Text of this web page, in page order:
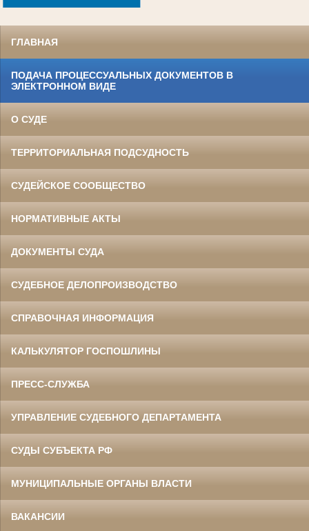
ГЛАВНАЯ
ПОДАЧА ПРОЦЕССУАЛЬНЫХ ДОКУМЕНТОВ В
ЭЛЕКТРОННОМ ВИДЕ
О СУДЕ
ТЕРРИТОРИАЛЬНАЯ ПОДСУДНОСТЬ
СУДЕЙСКОЕ СООБЩЕСТВО
НОРМАТИВНЫЕ АКТЫ
ДОКУМЕНТЫ СУДА
СУДЕБНОЕ ДЕЛОПРОИЗВОДСТВО
СПРАВОЧНАЯ ИНФОРМАЦИЯ
КАЛЬКУЛЯТОР ГОСПОШЛИНЫ
ПРЕСС-СЛУЖБА
УПРАВЛЕНИЕ СУДЕБНОГО ДЕПАРТАМЕНТА
СУДЫ СУБЪЕКТА РФ
МУНИЦИПАЛЬНЫЕ ОРГАНЫ ВЛАСТИ
ВАКАНСИИ